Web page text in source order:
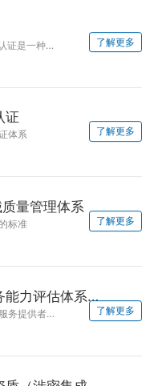
GB/T 35770合规管理体系认证是一种国际性的认证
了解更多
证
体系
了解更多
量管理体系
标准
了解更多
信息系统建设和服务能力评估体系（cs）
有效地评价信息系统建设和服务提供者的能力水平
了解更多